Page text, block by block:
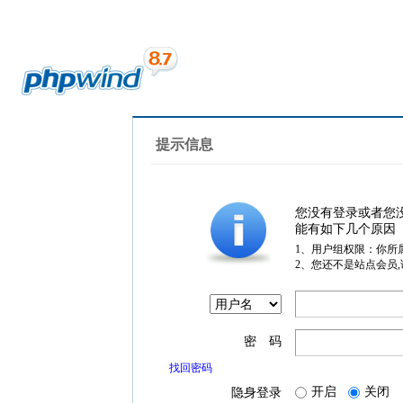
提示信息
您没有登录或者您
能有如下几个原因
1、用户组权限：你所
2、您还不是站点会员
密 码
找回密码
隐身登录 开启 关闭